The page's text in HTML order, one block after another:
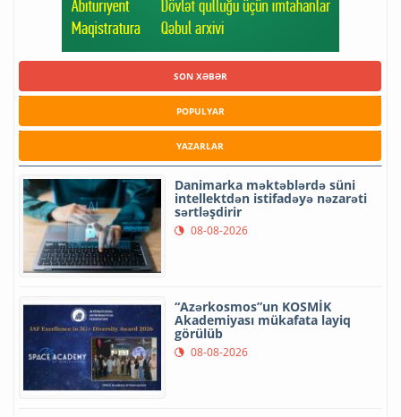
SON XƏBƏR
POPULYAR
YAZARLAR
Danimarka məktəblərdə süni
intellektdən istifadəyə nəzarəti
sərtləşdirir
08-08-2026
“Azərkosmos”un KOSMİK
Akademiyası mükafata layiq
görülüb
08-08-2026